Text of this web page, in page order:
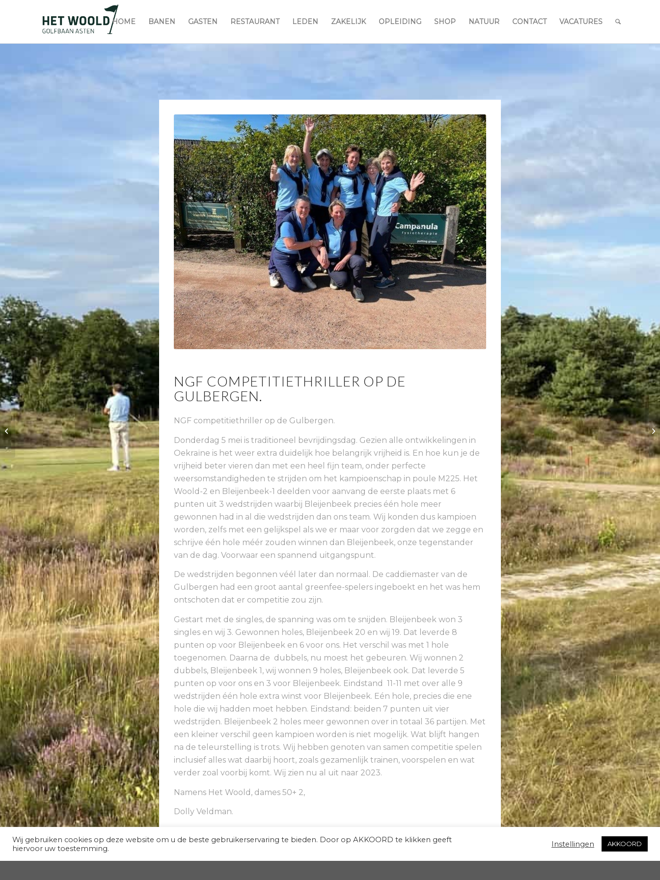
HOME BANEN GASTEN RESTAURANT LEDEN ZAKELIJK OPLEIDING SHOP NATUUR CONTACT VACATURES
NGF COMPETITIETHRILLER OP DE
GULBERGEN.
NGF competitiethriller op de Gulbergen.
Donderdag 5 mei is traditioneel bevrijdingsdag. Gezien alle ontwikkelingen in
Oekraïne is het weer extra duidelijk hoe belangrijk vrijheid is. En hoe kun je de
vrijheid beter vieren dan met een heel fijn team, onder perfecte
weersomstandigheden te strijden om het kampioenschap in poule M225. Het
Woold-2 en Bleijenbeek-1 deelden voor aanvang de eerste plaats met 6
punten uit 3 wedstrijden waarbij Bleijenbeek precies één hole meer
gewonnen had in al die wedstrijden dan ons team. Wij konden dus kampioen
worden, zelfs met een gelijkspel als we er maar voor zorgden dat we zegge en
schrijve één hole méér zouden winnen dan Bleijenbeek, onze tegenstander
van de dag. Voorwaar een spannend uitgangspunt.
De wedstrijden begonnen véél later dan normaal. De caddiemaster van de
Gulbergen had een groot aantal greenfee-spelers ingeboekt en het was hem
ontschoten dat er competitie zou zijn.
Gestart met de singles, de spanning was om te snijden. Bleijenbeek won 3
singles en wij 3. Gewonnen holes, Bleijenbeek 20 en wij 19. Dat leverde 8
punten op voor Bleijenbeek en 6 voor ons. Het verschil was met 1 hole
toegenomen. Daarna de dubbels, nu moest het gebeuren. Wij wonnen 2
dubbels, Bleijenbeek 1, wij wonnen 9 holes, Bleijenbeek ook. Dat leverde 5
punten op voor ons en 3 voor Bleijenbeek. Eindstand 11-11 met over alle 9
wedstrijden één hole extra winst voor Bleijenbeek. Eén hole, precies die ene
hole die wij hadden moet hebben. Eindstand: beiden 7 punten uit vier
wedstrijden. Bleijenbeek 2 holes meer gewonnen over in totaal 36 partijen. Met
een kleiner verschil geen kampioen worden is niet mogelijk. Wat blijft hangen
na de teleurstelling is trots. Wij hebben genoten van samen competitie spelen
inclusief alles wat daarbij hoort, zoals gezamenlijk trainen, voorspelen en wat
verder zoal voorbij komt. Wij zien nu al uit naar 2023.
Namens Het Woold, dames 50+ 2,
Dolly Veldman.
Tuesday Practice Day
Wij gebruiken cookies op deze website om u de beste gebruikerservaring te bieden. Door op AKKOORD te klikken geeft
hiervoor uw toestemming.
Instellingen AKKOORD